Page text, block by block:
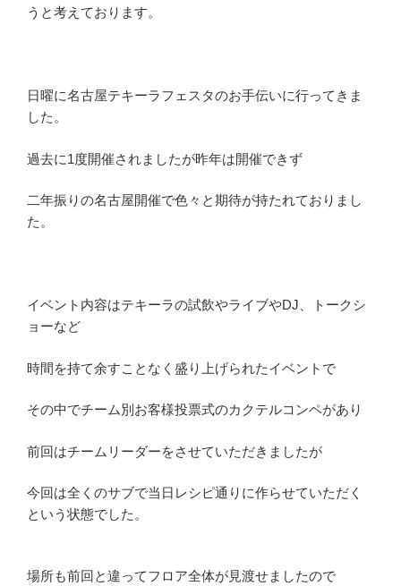
うと考えております。
日曜に名古屋テキーラフェスタのお手伝いに行ってきま
した。
過去に1度開催されましたが昨年は開催できず
二年振りの名古屋開催で色々と期待が持たれておりまし
た。
イベント内容はテキーラの試飲やライブやDJ、トークシ
ョーなど
時間を持て余すことなく盛り上げられたイベントで
その中でチーム別お客様投票式のカクテルコンペがあり
前回はチームリーダーをさせていただきましたが
今回は全くのサブで当日レシピ通りに作らせていただく
という状態でした。
場所も前回と違ってフロア全体が見渡せましたので